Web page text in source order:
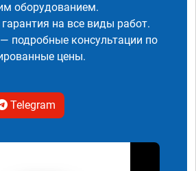
оборудованием.
на все виды работ.
подробные консультации по
цены.
Telegram